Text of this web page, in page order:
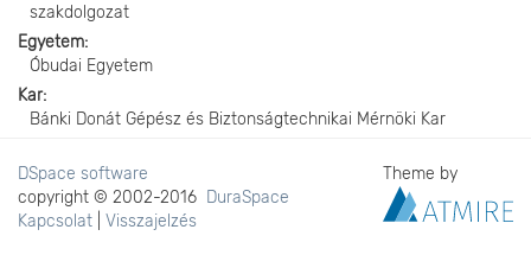
szakdolgozat
Egyetem
Óbudai Egyetem
Kar
Bánki Donát Gépész és Biztonságtechnikai Mérnöki Kar
DSpace software
copyright © 2002-2016 DuraSpace
Kapcsolat
Visszajelzés
Theme by